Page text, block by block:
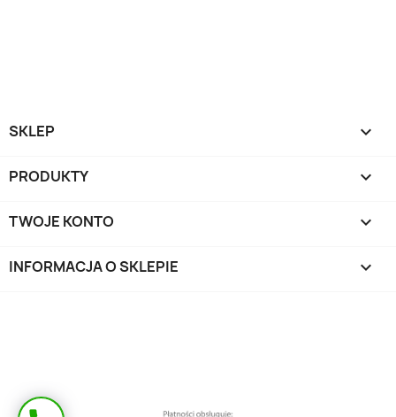
SKLEP 
PRODUKTY 
TWOJE KONTO 
INFORMACJA O SKLEPIE keyboard_arrow_down
Masz pytanie?